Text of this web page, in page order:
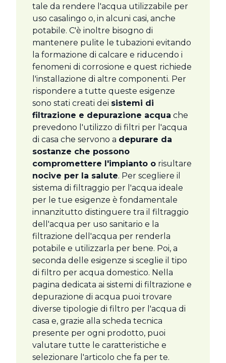
tale da rendere l'acqua utilizzabile per
uso casalingo o, in alcuni casi, anche
potabile. C'è inoltre bisogno di
mantenere pulite le tubazioni evitando
la formazione di calcare e riducendo i
fenomeni di corrosione e quest richiede
l'installazione di altre componenti. Per
rispondere a tutte queste esigenze
sono stati creati dei sistemi di
filtrazione e depurazione acqua che
prevedono l'utilizzo di filtri per l'acqua
di casa che servono a depurare da
sostanze che possono
compromettere l'impianto o risultare
nocive per la salute. Per scegliere il
sistema di filtraggio per l'acqua ideale
per le tue esigenze è fondamentale
innanzitutto distinguere tra il filtraggio
dell'acqua per uso sanitario e la
filtrazione dell'acqua per renderla
potabile e utilizzarla per bene. Poi, a
seconda delle esigenze si sceglie il tipo
di filtro per acqua domestico. Nella
pagina dedicata ai sistemi di filtrazione e
depurazione di acqua puoi trovare
diverse tipologie di filtro per l'acqua di
casa e, grazie alla scheda tecnica
presente per ogni prodotto, puoi
valutare tutte le caratteristiche e
selezionare l'articolo che fa per te.